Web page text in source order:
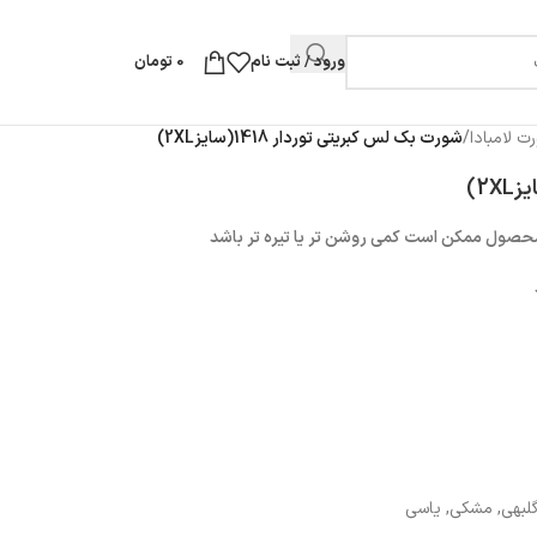
ورود / ثبت نام 0 تومان
لامبادا/شورت بک لس کبریتی توردار 1418(سایز2XL)
ممکن است کمی روشن تر یا تیره تر باشد
, مشکی, یاسی